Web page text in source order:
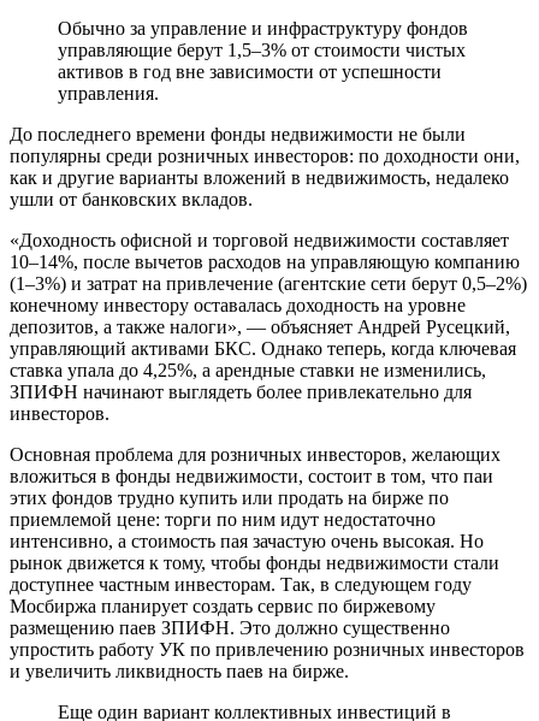
Обычно за управление и инфраструктуру фондов
управляющие берут 1,5–3% от стоимости чистых
активов в год вне зависимости от успешности
управления.
До последнего времени фонды недвижимости не были
популярны среди розничных инвесторов: по доходности они,
как и другие варианты вложений в недвижимость, недалеко
ушли от банковских вкладов.
«Доходность офисной и торговой недвижимости составляет
10–14%, после вычетов расходов на управляющую компанию
(1–3%) и затрат на привлечение (агентские сети берут 0,5–2%)
конечному инвестору оставалась доходность на уровне
депозитов, а также налоги», — объясняет Андрей Русецкий,
управляющий активами БКС. Однако теперь, когда ключевая
ставка упала до 4,25%, а арендные ставки не изменились,
ЗПИФН начинают выглядеть более привлекательно для
инвесторов.
Основная проблема для розничных инвесторов, желающих
вложиться в фонды недвижимости, состоит в том, что паи
этих фондов трудно купить или продать на бирже по
приемлемой цене: торги по ним идут недостаточно
интенсивно, а стоимость пая зачастую очень высокая. Но
рынок движется к тому, чтобы фонды недвижимости стали
доступнее частным инвесторам. Так, в следующем году
Мосбиржа планирует создать сервис по биржевому
размещению паев ЗПИФН. Это должно существенно
упростить работу УК по привлечению розничных инвесторов
и увеличить ликвидность паев на бирже.
Еще один вариант коллективных инвестиций в